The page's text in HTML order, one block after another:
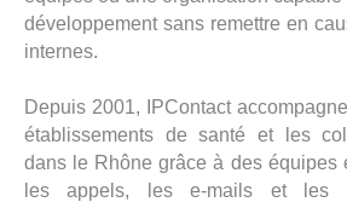
développement sans remettre en
internes.
Depuis 2001, IPContact
établissements de santé et les
dans le Rhône grâce à des équipes
les appels, les e-mails et les